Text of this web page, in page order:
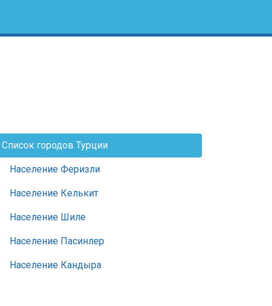
Список городов Турции
Население Феризли
Население Келькит
Население Шиле
Население Пасинлер
Население Кандыра